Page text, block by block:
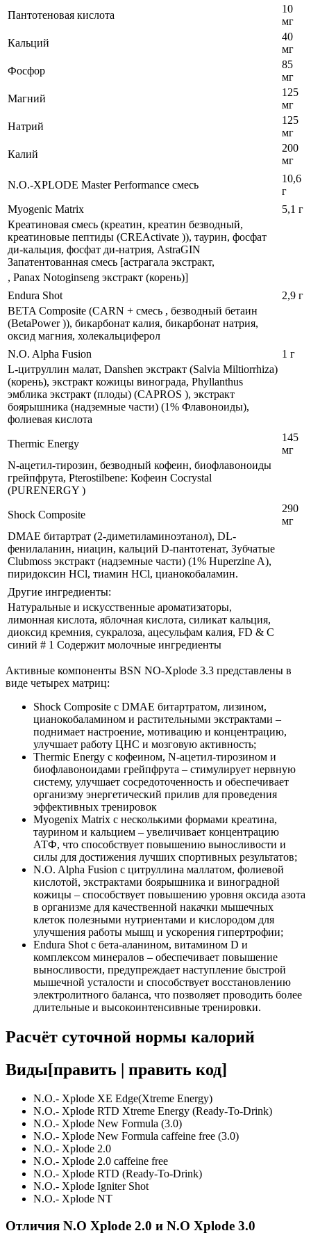
Пантотеновая кислота
10
мг
Кальций
40
мг
Фосфор
85
мг
Магний
125
мг
Натрий
125
мг
Калий
200
мг
N.O.-XPLODE Master Performance смесь
10,6
г
Myogenic Matrix
5,1 г
Креатиновая смесь (креатин, креатин безводный,
креатиновые пептиды (CREActivate )), таурин, фосфат
ди-кальция, фосфат ди-натрия, AstraGIN
Запатентованная смесь [астрагала экстракт,
, Panax Notoginseng экстракт (корень)]
Endura Shot
2,9 г
BETA Composite (CARN + смесь , безводный бетаин
(BetaPower )), бикарбонат калия, бикарбонат натрия,
оксид магния, холекальциферол
N.O. Alpha Fusion
1 г
L-цитруллин малат, Danshen экстракт (Salvia Miltiorrhiza)
(корень), экстракт кожицы винограда, Phyllanthus
эмблика экстракт (плоды) (CAPROS ), экстракт
боярышника (надземные части) (1% Флавоноиды),
фолиевая кислота
Thermic Energy
145
мг
N-ацетил-тирозин, безводный кофеин, биофлавоноиды
грейпфрута, Pterostilbene: Кофеин Cocrystal
(PURENERGY )
Shock Composite
290
мг
DMAE битартрат (2-диметиламиноэтанол), DL-
фенилаланин, ниацин, кальций D-пантотенат, Зубчатые
Clubmoss экстракт (надземные части) (1% Huperzine A),
пиридоксин HCl, тиамин HCl, цианокобаламин.
Другие ингредиенты:
Натуральные и искусственные ароматизаторы,
лимонная кислота, яблочная кислота, силикат кальция,
диоксид кремния, сукралоза, ацесульфам калия, FD & C
синий # 1 Содержит молочные ингредиенты
Активные компоненты BSN NO-Xplode 3.3 представлены в
виде четырех матриц:
Shock Composite с DMAE битартратом, лизином,
цианокобаламином и растительными экстрактами –
поднимает настроение, мотивацию и концентрацию,
улучшает работу ЦНС и мозговую активность;
Thermic Energy с кофеином, N-ацетил-тирозином и
биофлавоноидами грейпфрута – стимулирует нервную
систему, улучшает сосредоточенность и обеспечивает
организму энергетический прилив для проведения
эффективных тренировок
Myogenix Matrix с несколькими формами креатина,
таурином и кальцием – увеличивает концентрацию
АТФ, что способствует повышению выносливости и
силы для достижения лучших спортивных результатов;
N.O. Alpha Fusion с цитруллина маллатом, фолиевой
кислотой, экстрактами боярышника и виноградной
кожицы – способствует повышению уровня оксида азота
в организме для качественной накачки мышечных
клеток полезными нутриентами и кислородом для
улучшения работы мышц и ускорения гипертрофии;
Endura Shot с бета-аланином, витамином D и
комплексом минералов – обеспечивает повышение
выносливости, предупреждает наступление быстрой
мышечной усталости и способствует восстановлению
электролитного баланса, что позволяет проводить более
длительные и высокоинтенсивные тренировки.
Расчёт суточной нормы калорий
Виды[править | править код]
N.O.- Xplode XE Edge(Xtreme Energy)
N.O.- Xplode RTD Xtreme Energy (Ready-To-Drink)
N.O.- Xplode New Formula (3.0)
N.O.- Xplode New Formula caffeine free (3.0)
N.O.- Xplode 2.0
N.O.- Xplode 2.0 caffeine free
N.O.- Xplode RTD (Ready-To-Drink)
N.O.- Xplode Igniter Shot
N.O.- Xplode NT
Отличия N.O Xplode 2.0 и N.O Xplode 3.0